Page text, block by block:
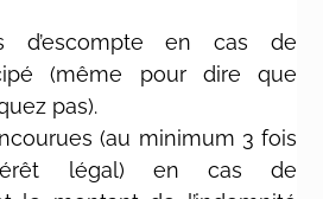
d’escompte en cas de
(même pour dire que
pas).
(au minimum 3 fois
légal) en cas de